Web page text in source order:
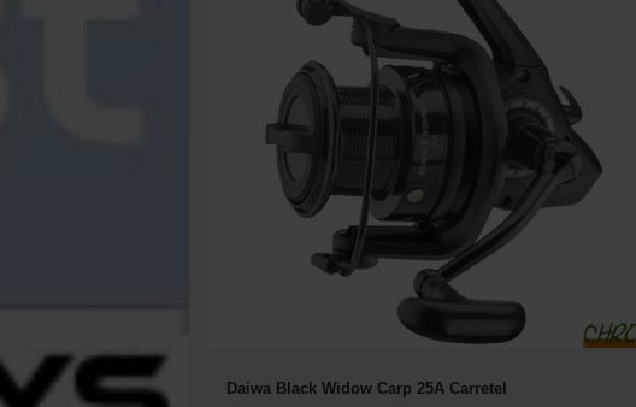
Daiwa Black Widow Carp 25A Carretel